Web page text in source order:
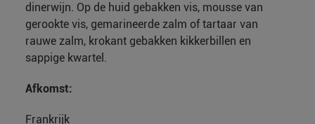
dinerwijn. Op de huid gebakken vis, mousse van
gerookte vis, gemarineerde zalm of tartaar van
rauwe zalm, krokant gebakken kikkerbillen en
sappige kwartel.
Afkomst:
Frankrijk